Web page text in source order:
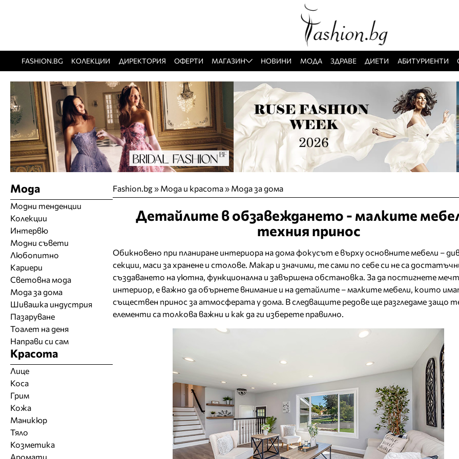
FASHION.BG КОЛЕКЦИИ ДИРЕКТОРИЯ ОФЕРТИ МАГАЗИН НОВИНИ МОДА ЗДРАВЕ ДИЕТИ АБИТУРИЕНТИ
Fashion.bg» Мода и красота» Мода за дома
Детайлите в обзавеждането - малките
техния принос
Обикновено при планиране интериора на дома фокусът е върху основните мебели –
секции, маси за хранене и столове. Макар и значими, те сами по себе си не са
създаването на уютна, функционална и завършена обстановка. За да постигнете
интериор, е важно да обърнете внимание и на детайлите – малките мебели, които
съществен принос за атмосферата у дома. В следващите редове ще разгледаме защо
елементи са толкова важни и как да ги изберете правилно.
Мода
Модни тенденции
Колекции
Интервю
Модни съвети
Любопитно
Кариери
Световна мода
Мода за дома
Шивашка индустрия
Пазаруване
Тоалет на деня
Направи си сам
Красота
Лице
Коса
Грим
Кожа
Маникюр
Тяло
Козметика
Аромати